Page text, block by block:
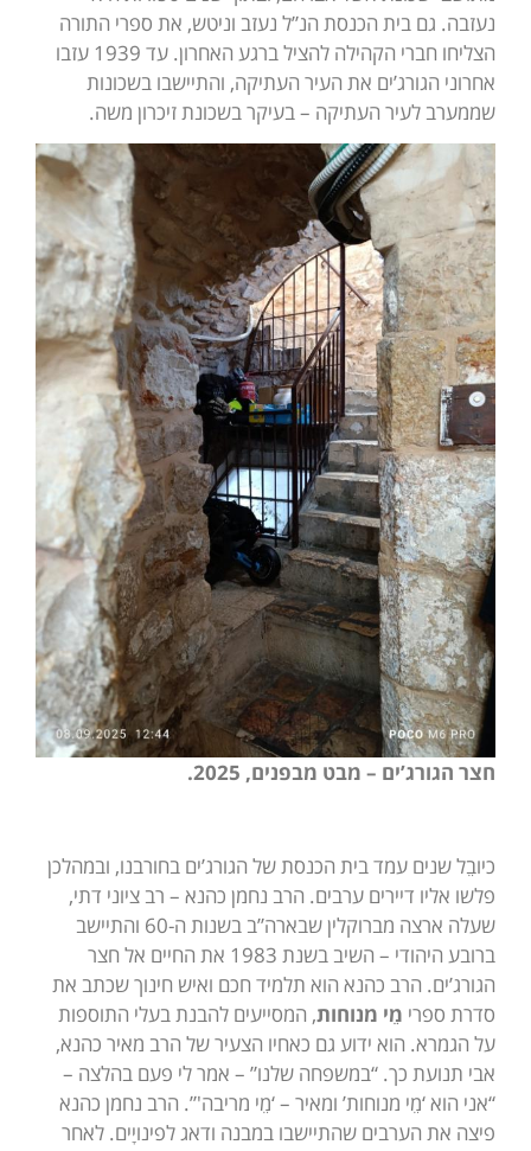
נעזבה. גם בית הכנסת הנ”ל נעזב וניטש, את ספרי התורה
הצליחו חברי הקהילה להציל ברגע האחרון. עד 1939 עזבו
אחרוני הגורג’ים את העיר העתיקה, והתיישבו בשכונות
שממערב לעיר העתיקה – בעיקר בשכונת זיכרון משה.
חצר הגורג’ים – מבט מבפנים, 2025.
כיובֵל שנים עמד בית הכנסת של הגורג’ים בחורבנו, ובמהלכן
פלשו אליו דיירים ערבים. הרב נחמן כהנא – רב ציוני דתי,
שעלה ארצה מברוקלין שבארה”ב בשנות ה-60 והתיישב
ברובע היהודי – השיב בשנת 1983 את החיים אל חצר
הגורג’ים. הרב כהנא הוא תלמיד חכם ואיש חינוך שכתב את
סדרת ספרי מֵי מנוחות, המסייעים להבנת בעלי התוספות
על הגמרא. הוא ידוע גם כאחיו הצעיר של הרב מאיר כהנא,
אבי תנועת כך. “במשפחה שלנו” – אמר לי פעם בהלצה –
“אני הוא ‘מֵי מנוחות’ ומאיר – ‘מֵי מריבה'”. הרב נחמן כהנא
פיצה את הערבים שהתיישבו במבנה ודאג לפינויָים. לאחר